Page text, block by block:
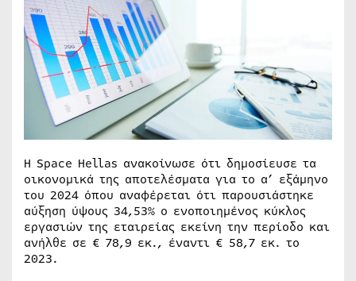
Η Space Hellas ανακοίνωσε ότι δημοσίευσε τα
οικονομικά της αποτελέσματα για το α’ εξάμηνο
του 2024 όπου αναφέρεται ότι παρουσιάστηκε
αύξηση ύψους 34,53% ο ενοποιημένος κύκλος
εργασιών της εταιρείας εκείνη την περίοδο και
ανήλθε σε € 78,9 εκ., έναντι € 58,7 εκ. το
2023.